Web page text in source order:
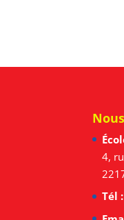
4,
Tél :